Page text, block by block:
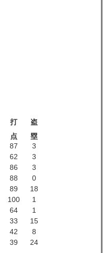
打
点
盗
塁
87
3
62
3
86
3
88
0
89
18
100
1
64
1
33
15
42
8
39 24